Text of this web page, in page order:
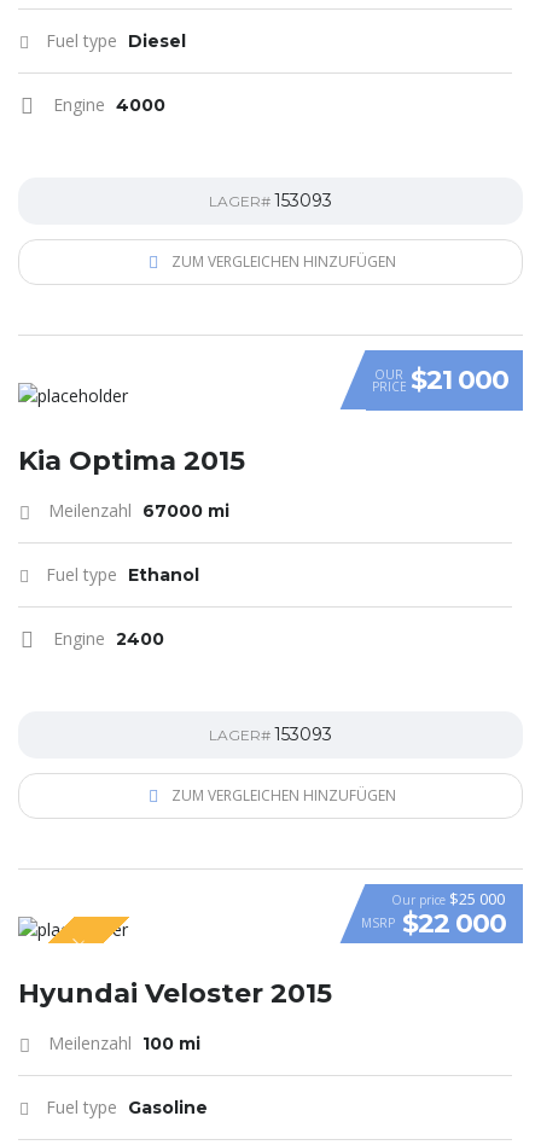
Fuel type Diesel
Engine 4000
LAGER# 153093
ZUM VERGLEICHEN HINZUFÜGEN
OUR
PRICE $21 000
Kia Optima 2015
Meilenzahl 67000 mi
Fuel type Ethanol
Engine 2400
LAGER# 153093
ZUM VERGLEICHEN HINZUFÜGEN
VIDEO
SPECIAL
Our price $25 000
MSRP $22 000
Hyundai Veloster 2015
Meilenzahl 100 mi
Fuel type Gasoline